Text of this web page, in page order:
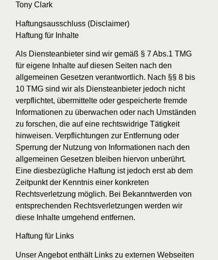
Tony Clark
Haftungsausschluss (Disclaimer)
Haftung für Inhalte
Als Diensteanbieter sind wir gemäß § 7 Abs.1 TMG
für eigene Inhalte auf diesen Seiten nach den
allgemeinen Gesetzen verantwortlich. Nach §§ 8 bis
10 TMG sind wir als Diensteanbieter jedoch nicht
verpflichtet, übermittelte oder gespeicherte fremde
Informationen zu überwachen oder nach Umständen
zu forschen, die auf eine rechtswidrige Tätigkeit
hinweisen. Verpflichtungen zur Entfernung oder
Sperrung der Nutzung von Informationen nach den
allgemeinen Gesetzen bleiben hiervon unberührt.
Eine diesbezügliche Haftung ist jedoch erst ab dem
Zeitpunkt der Kenntnis einer konkreten
Rechtsverletzung möglich. Bei Bekanntwerden von
entsprechenden Rechtsverletzungen werden wir
diese Inhalte umgehend entfernen.
Haftung für Links
Unser Angebot enthält Links zu externen Webseiten